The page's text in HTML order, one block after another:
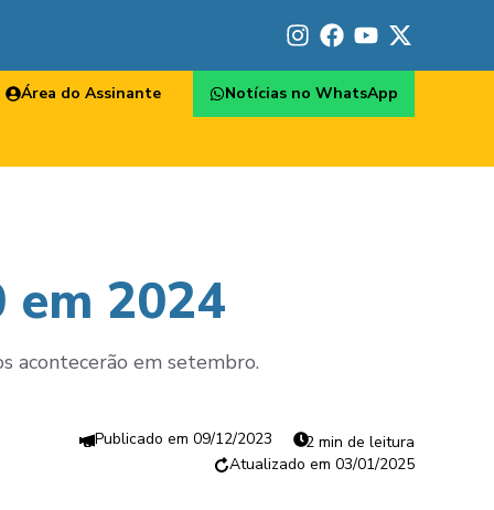
Área do Assinante Notícias no WhatsApp
em 2024
acontecerão em setembro.
09/12/2023
2 min de leitura
03/01/2025